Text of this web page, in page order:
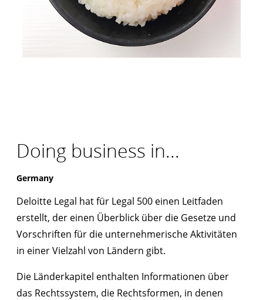
Doing business in...
Germany
Deloitte Legal hat für Legal 500 einen Leitfaden
erstellt, der einen Überblick über die Gesetze und
Vorschriften für die unternehmerische Aktivitäten
in einer Vielzahl von Ländern gibt.
Die Länderkapitel enthalten Informationen über
das Rechtssystem, die Rechtsformen, in denen